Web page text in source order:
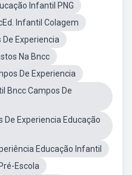
Infantil PNG
Infantil Colagem
Experiencia
Na Bncc
De Experiencia
Bncc Campos De
De Experiencia Educação
Educação Infantil
Escola